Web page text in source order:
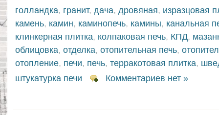
голландка, гранит, дача, дровяная, изразцовая
камень, камин, каминопечь, камины, канальная
клинкерная плитка, колпаковая печь, КПД,
облицовка, отделка, отопительная печь,
отопление, печи, печь, терракотовая плитка,
штукатурка печи
Комментариев нет »